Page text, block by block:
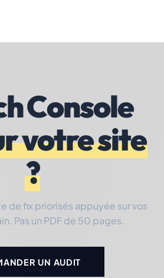
Console
votre site
?
de fix priorisés appuyée sur vos
Pas un PDF de 50 pages.
UN AUDIT